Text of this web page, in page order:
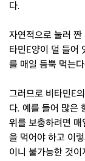
다.
자연적으로 눌러 짠
타민E양이 덜 들어
를 매일 듬뿍 먹는
그러므로 비타민E
다. 예를 들어 많은
위를 보충하려면
을 먹어야 하고 이
이니 불가능한 것